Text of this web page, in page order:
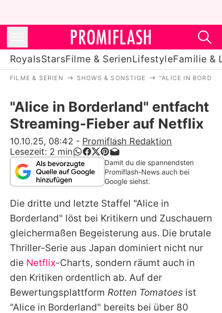
RoyalsStarsFilme & SerienLifestyleFamilie &
Stars
Filme & Serien
Lifestyle
Familie & Liebe
Alle Themen auf Promiflash
Jobs
App runterladen
Team
FILME & SERIEN SHOWS & SONSTIGE "ALICE IN
"Alice in Borderland" entfacht
Streaming-Fieber auf Netflix
10.10.25, 08:42 - Promiflash Redaktion
Lesezeit: 2 min
Damit du die spannendsten
Promiflash-News auch bei
Google siehst.
Die dritte und letzte Staffel "Alice in
Borderland" löst bei Kritikern und Zuschauern
gleichermaßen Begeisterung aus. Die brutale
Thriller-Serie aus Japan dominiert nicht nur
die Netflix-Charts, sondern räumt auch in
den Kritiken ordentlich ab. Auf der
Bewertungsplattform Rotten Tomatoes ist
"Alice in Borderland" bereits bei über 80